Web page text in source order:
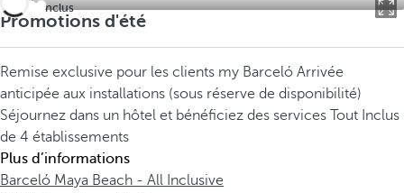
Tout Inclus
Promotions d'été
Remise exclusive pour les clients my Barceló Arrivée
anticipée aux installations (sous réserve de disponibilité)
Séjournez dans un hôtel et bénéficiez des services Tout Inclus
de 4 établissements
Plus d’informations
Barceló Maya Beach - All Inclusive